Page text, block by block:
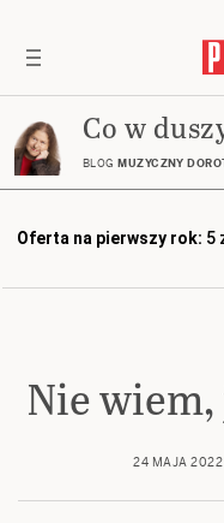
Co w
BLOG MUZYCZNY
Oferta na pierwszy rok: 5
Nie
24 MAJA 2022